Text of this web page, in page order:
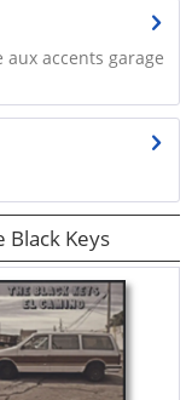
aux accents garage
Keys